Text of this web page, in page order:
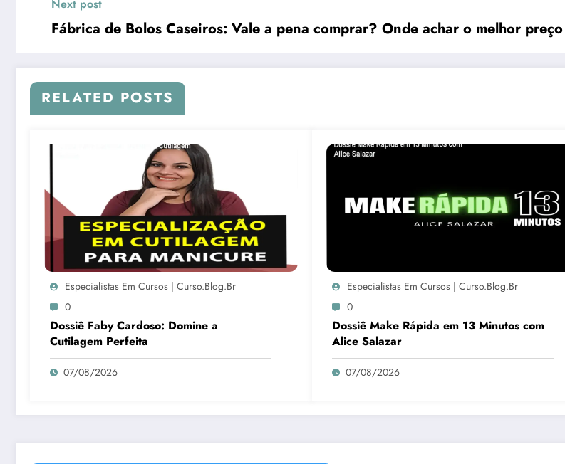
Next post
Fábrica de Bolos Caseiros: Vale a pena comprar? Onde achar o melhor preço
RELATED POSTS
Especialistas Em Cursos | Curso.blog.br
0
Dossiê Faby Cardoso: Domine a
Cutilagem Perfeita
07/08/2026
Especialistas Em Cursos | Curso.blog.br
0
Dossiê Make Rápida em 13 Minutos com
Alice Salazar
07/08/2026